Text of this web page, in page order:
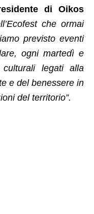
di Oikos
che ormai
previsto eventi
ogni martedì e
culturali legati alla
e del benessere in
del territorio”.